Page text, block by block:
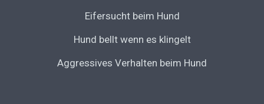
Eifersucht beim Hund
Hund bellt wenn es klingelt
Aggressives Verhalten beim Hund